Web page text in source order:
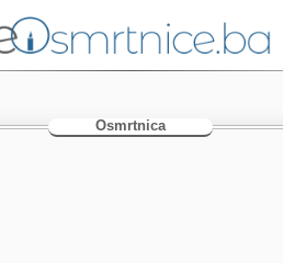
Osmrtnica